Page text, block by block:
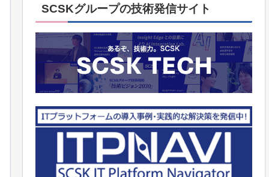
SCSKグループの技術発信サイト